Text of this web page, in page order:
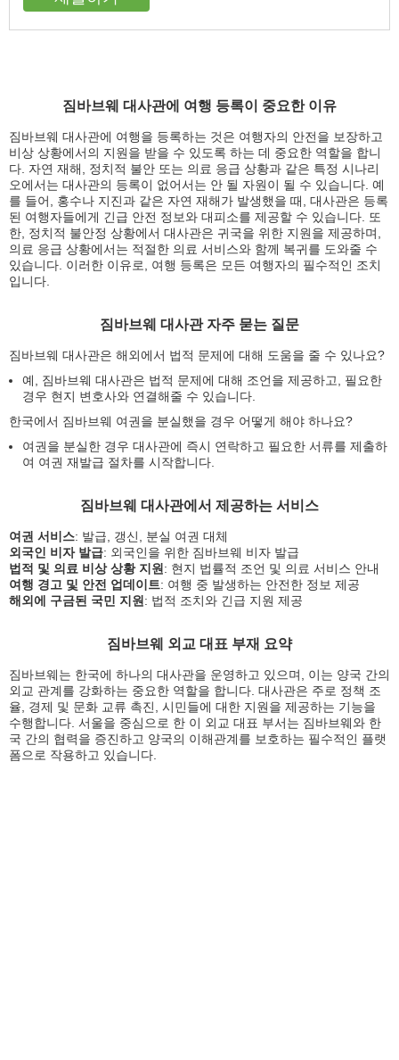
짐바브웨 대사관에 여행 등록이 중요한 이유
짐바브웨 대사관에 여행을 등록하는 것은 여행자의 안전을 보장하고
비상 상황에서의 지원을 받을 수 있도록 하는 데 중요한 역할을 합니
다. 자연 재해, 정치적 불안 또는 의료 응급 상황과 같은 특정 시나리
오에서는 대사관의 등록이 없어서는 안 될 자원이 될 수 있습니다. 예
를 들어, 홍수나 지진과 같은 자연 재해가 발생했을 때, 대사관은 등록
된 여행자들에게 긴급 안전 정보와 대피소를 제공할 수 있습니다. 또
한, 정치적 불안정 상황에서 대사관은 귀국을 위한 지원을 제공하며,
의료 응급 상황에서는 적절한 의료 서비스와 함께 복귀를 도와줄 수
있습니다. 이러한 이유로, 여행 등록은 모든 여행자의 필수적인 조치
입니다.
짐바브웨 대사관 자주 묻는 질문
짐바브웨 대사관은 해외에서 법적 문제에 대해 도움을 줄 수 있나요?
예, 짐바브웨 대사관은 법적 문제에 대해 조언을 제공하고, 필요한
경우 현지 변호사와 연결해줄 수 있습니다.
한국에서 짐바브웨 여권을 분실했을 경우 어떻게 해야 하나요?
여권을 분실한 경우 대사관에 즉시 연락하고 필요한 서류를 제출하
여 여권 재발급 절차를 시작합니다.
짐바브웨 대사관에서 제공하는 서비스
여권 서비스: 발급, 갱신, 분실 여권 대체
외국인 비자 발급: 외국인을 위한 짐바브웨 비자 발급
법적 및 의료 비상 상황 지원 : 현지 법률적 조언 및 의료 서비스 안내
여행 경고 및 안전 업데이트: 여행 중 발생하는 안전한 정보 제공
해외에 구금된 국민 지원 : 법적 조치와 긴급 지원 제공
짐바브웨 외교 대표 부재 요약
짐바브웨는 한국에 하나의 대사관을 운영하고 있으며, 이는 양국 간의
외교 관계를 강화하는 중요한 역할을 합니다. 대사관은 주로 정책 조
율, 경제 및 문화 교류 촉진, 시민들에 대한 지원을 제공하는 기능을
수행합니다. 서울을 중심으로 한 이 외교 대표 부서는 짐바브웨와 한
국 간의 협력을 증진하고 양국의 이해관계를 보호하는 필수적인 플랫
폼으로 작용하고 있습니다.